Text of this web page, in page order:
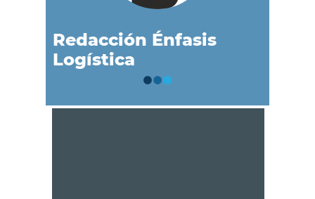
Redacción Énfasis
Logística